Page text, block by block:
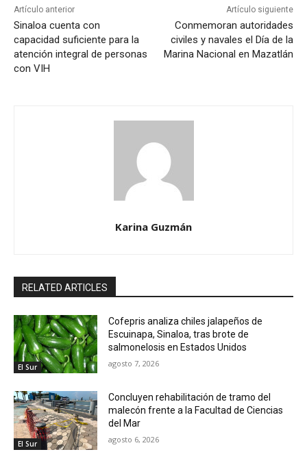
Artículo anterior
Sinaloa cuenta con
capacidad suficiente para la
atención integral de personas
con VIH
Artículo siguiente
Conmemoran autoridades
civiles y navales el Día de la
Marina Nacional en Mazatlán
Karina Guzmán
RELATED ARTICLES
El Sur
Cofepris analiza chiles jalapeños de
Escuinapa, Sinaloa, tras brote de
salmonelosis en Estados Unidos
agosto 7, 2026
El Sur
Concluyen rehabilitación de tramo del
malecón frente a la Facultad de Ciencias
del Mar
agosto 6, 2026